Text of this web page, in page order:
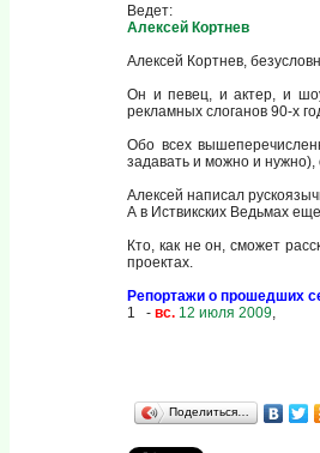
Ведет:
Алексей Кортнев
Алексей Кортнев,
Он и певец, и актер, и
рекламных слоганов 90-х
Обо всех
задавать и можно и нужно),
Алексей написал
А в Иствикских Ведьмах
Кто, как не он, сможет
проектах.
Репортажи о прошедших
1 -вс. 12 июля 2009
Поделиться…